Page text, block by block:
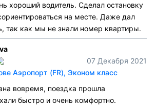
хороший водитель. Сделал остановку
на месте. Даже дал
так как мы не знали номер квартиры.
07 Декабря 2021
Аэропорт (FR), Эконом класс
вовремя, поездка прошла
быстро и очень комфортно.